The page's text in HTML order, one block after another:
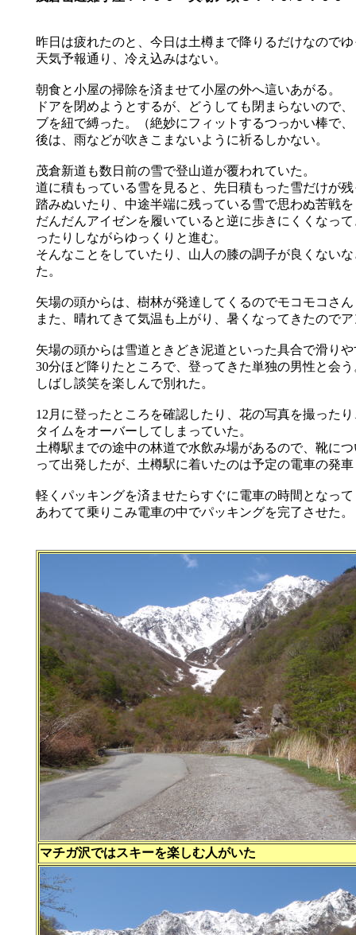
昨日は疲れたのと、今日は土樽まで降りるだけなので
天気予報通り、冷え込みはない。
朝食と小屋の掃除を済ませて小屋の外へ這いあがる。
ドアを閉めようとするが、どうしても閉まらないので
ブを紐で縛った。（絶妙にフィットするつっかい棒で
後は、雨などが吹きこまないように祈るしかない。
茂倉新道も数日前の雪で登山道が覆われていた。
道に積もっている雪を見ると、先日積もった雪だけが
踏みぬいたり、中途半端に残っている雪で思わぬ苦戦
だんだんアイゼンを履いていると逆に歩きにくくなっ
ったりしながらゆっくりと進む。
そんなことをしていたり、山人の膝の調子が良くない
た。
矢場の頭からは、樹林が発達してくるのでモコモコさ
また、晴れてきて気温も上がり、暑くなってきたので
矢場の頭からは雪道ときどき泥道といった具合で滑り
30分ほど降りたところで、登ってきた単独の男性と会
しばし談笑を楽しんで別れた。
12月に登ったところを確認したり、花の写真を撮った
タイムをオーバーしてしまっていた。
土樽駅までの途中の林道で水飲み場があるので、靴に
って出発したが、土樽駅に着いたのは予定の電車の発
軽くパッキングを済ませたらすぐに電車の時間となっ
あわてて乗りこみ電車の中でパッキングを完了させた。
マチガ沢ではスキーを楽しむ人がいた